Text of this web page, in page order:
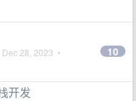
Dec 28, 2023 •
10
开发